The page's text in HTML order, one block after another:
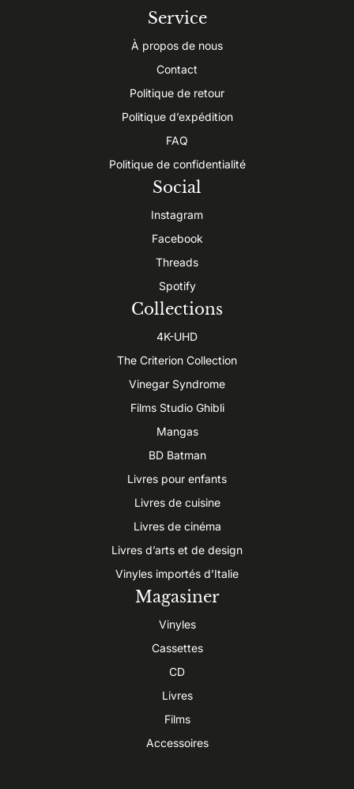
Service
À propos de nous
Contact
Politique de retour
Politique d’expédition
FAQ
Politique de confidentialité
Social
Instagram
Facebook
Threads
Spotify
Collections
4K-UHD
The Criterion Collection
Vinegar Syndrome
Films Studio Ghibli
Mangas
BD Batman
Livres pour enfants
Livres de cuisine
Livres de cinéma
Livres d’arts et de design
Vinyles importés d’Italie
Magasiner
Vinyles
Cassettes
CD
Livres
Films
Accessoires